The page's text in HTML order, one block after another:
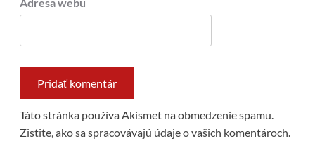
Táto stránka používa Akismet na obmedzenie spamu.
Zistite, ako sa spracovávajú údaje o vašich komentároch.